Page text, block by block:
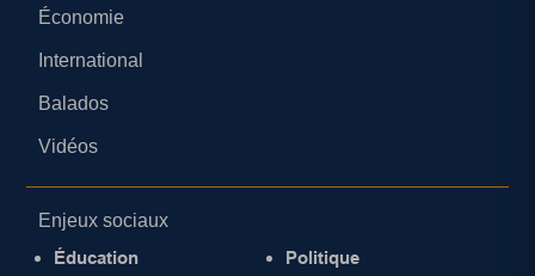
Économie
International
Balados
Vidéos
Enjeux sociaux
Éducation
Politique